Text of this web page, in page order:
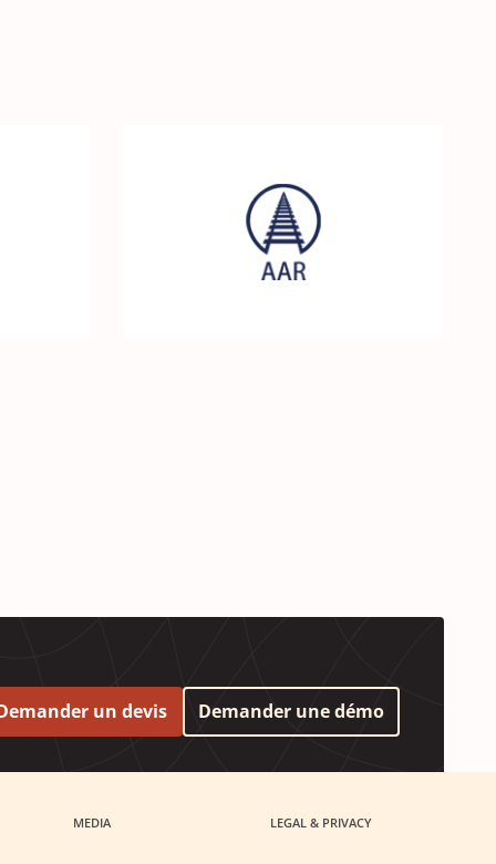
un devis Demander une démo
MEDIA LEGAL & PRIVACY